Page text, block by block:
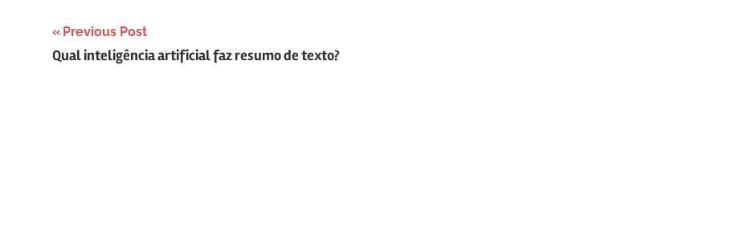
Navegação
de
Previous Post
Qual inteligência artificial faz resumo de texto?